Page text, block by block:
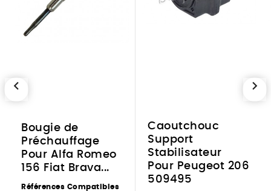
Bougie de
Préchauffage
Pour Alfa Romeo
156 Fiat Brava...
Références Compatibles
Caoutchouc
Support
Stabilisateur
Pour Peugeot 206
509495
chevron_left chevron_right